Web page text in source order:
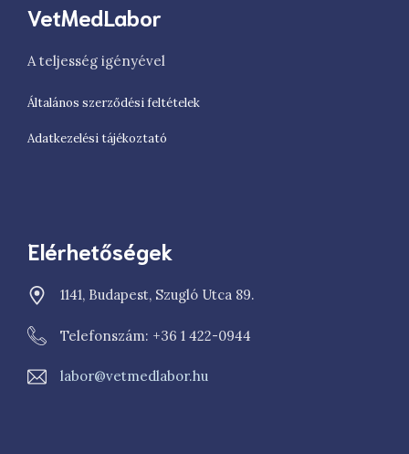
VetMedLabor
A teljesség igényével
Általános szerződési feltételek
Adatkezelési tájékoztató
Elérhetőségek
1141, Budapest, Szugló Utca 89.
Telefonszám: +36 1 422-0944
labor@vetmedlabor.hu